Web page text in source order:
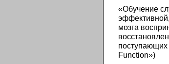
«Обучение
мозга
поступающих
Function»)